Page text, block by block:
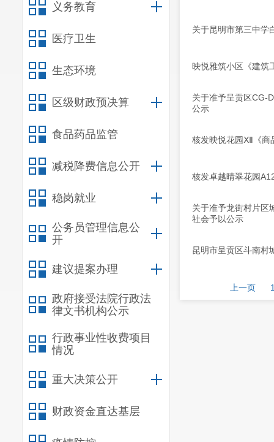
义务教育
医疗卫生
生态环境
区级财政预决算
食品药品监管
减税降费信息公开
稳岗就业
公务员管理信息公
开
建议提案办理
政府接受法院行政法
律文书机构公示
行政事业性收费项目
情况
重大决策公开
财政资金直达基层
关于昆明市第三中学
映悦雅筑小区《建筑
关于准予呈贡区CG-
公示
核发映悦花园Ⅻ《商
核发卓越晴翠花园
关于准予龙街村片区
社会予以公示
昆明市呈贡区斗南村
上一页